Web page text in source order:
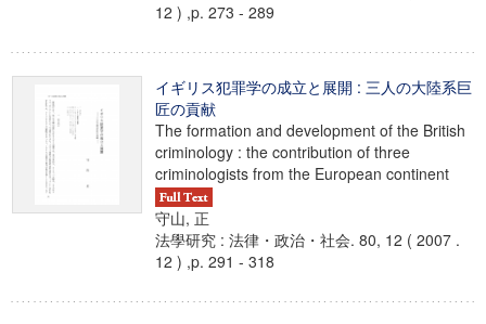
12 ) ,p. 273 - 289
イギリス犯罪学の成立と展開 : 三人の大陸系巨
匠の貢献
The formation and development of the British
criminology : the contribution of three
criminologists from the European continent
守山, 正
法學研究 : 法律・政治・社会. 80, 12 ( 2007 .
12 ) ,p. 291 - 318